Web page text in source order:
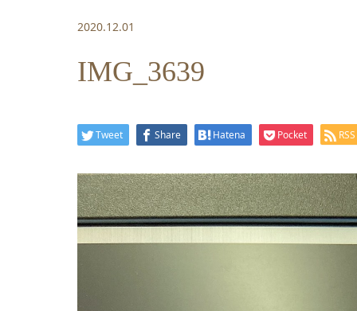
2020.12.01
IMG_3639
Tweet Share Hatena Pocket RSS